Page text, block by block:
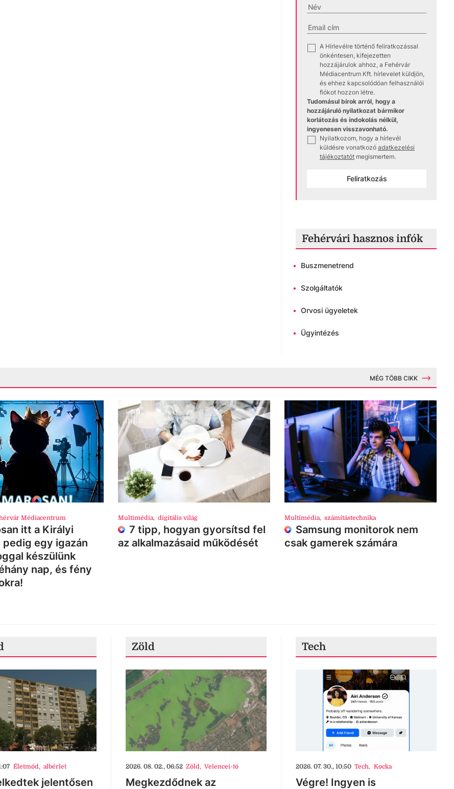
A Hírlevélre történő feliratkozással
önkéntesen, kifejezetten
hozzájárulok ahhoz, a Fehérvár
Médiacentrum Kft. hírlevelet küldjön,
és ehhez kapcsolódóan felhasználói
fiókot hozzon létre.
Tudomásul bírok arról, hogy a
hozzájáruló nyilatkozat bármikor
korlátozás és indokolás nélkül,
ingyenesen visszavonható.
Nyilatkozom, hogy a hírlevél
küldésre vonatkozó adatkezelési
tájékoztatót megismertem.
Feliratkozás
Fehérvári hasznos infók
• Buszmenetrend
• Szolgáltatók
• Orvosi ügyeletek
• Ügyintézés
MÉG TÖBB CIKK
Médiacentrum
itt a Királyi
pedig egy igazán
készülünk
nap, és fény
Multimédia, digitális világ
7 tipp, hogyan gyorsítsd fel
az alkalmazásaid működését
Multimédia, számítástechnika
Samsung monitorok nem
csak gamerek számára
Életmód, albérlet
jelentősen
Zöld
2026. 08. 02., 06:52 Zöld, Velencei-tó
Megkezdődnek az
Tech
2026. 07. 30., 10:50 Tech, Kocka
Végre! Ingyen is